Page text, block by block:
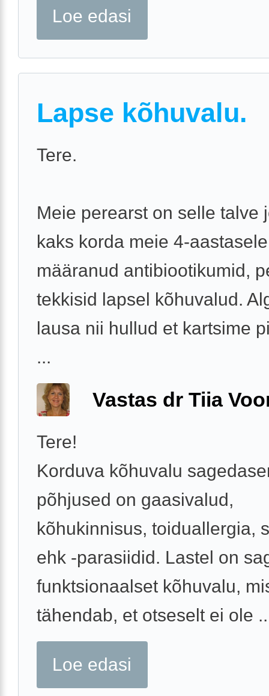
Loe edasi
Lapse kõhuvalu.
Tere.
Meie perearst on selle talve
kaks korda meie 4-
määranud antibiootikumid,
tekkisid lapsel kõhuvalud.
lausa nii hullud et kartsime
...
Vastas dr Tiia
Tere!
Korduva kõhuvalu
põhjused on gaasivalud,
kõhukinnisus, toiduallergia,
ehk -parasiidid. Lastel on
funktsionaalset kõhuvalu,
tähendab, et otseselt ei ole
Loe edasi